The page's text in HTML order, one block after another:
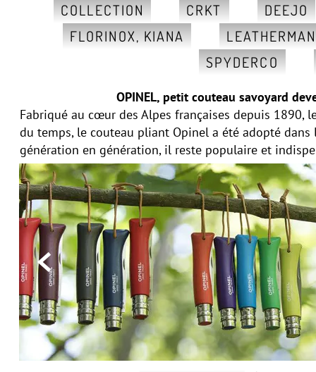
COLLECTION
CRKT
DEEJO
FLORINOX, KIANA
LEATHERMAN
SPYDERCO
OPINEL, petit couteau savoyard
Fabriqué au cœur des Alpes françaises depuis 1890,
du temps, le couteau pliant Opinel a été adopté
génération en génération, il reste populaire et
